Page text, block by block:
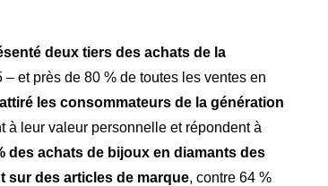
deux tiers des achats de la
– et près de 80 % de toutes les ventes en
les consommateurs de la génération
à leur valeur personnelle et répondent à
des achats de bijoux en diamants des
sur des articles de marque, contre 64 %